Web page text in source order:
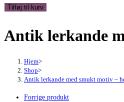
Antik
med
helglaseret
Tilføj til kurv
Antik lerkande
Hjem>
Shop>
Antik lerkande med smukt motiv –
Forrige produkt